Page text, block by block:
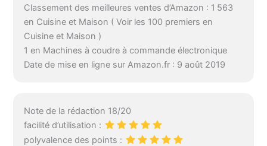
Classement des meilleures ventes d’Amazon : 1 563
en Cuisine et Maison ( Voir les 100 premiers en
Cuisine et Maison )
1 en Machines à coudre à commande électronique
Date de mise en ligne sur Amazon.fr : 9 août 2019
Note de la rédaction 18/20
facilité d’utilisation :
polyvalence des points :